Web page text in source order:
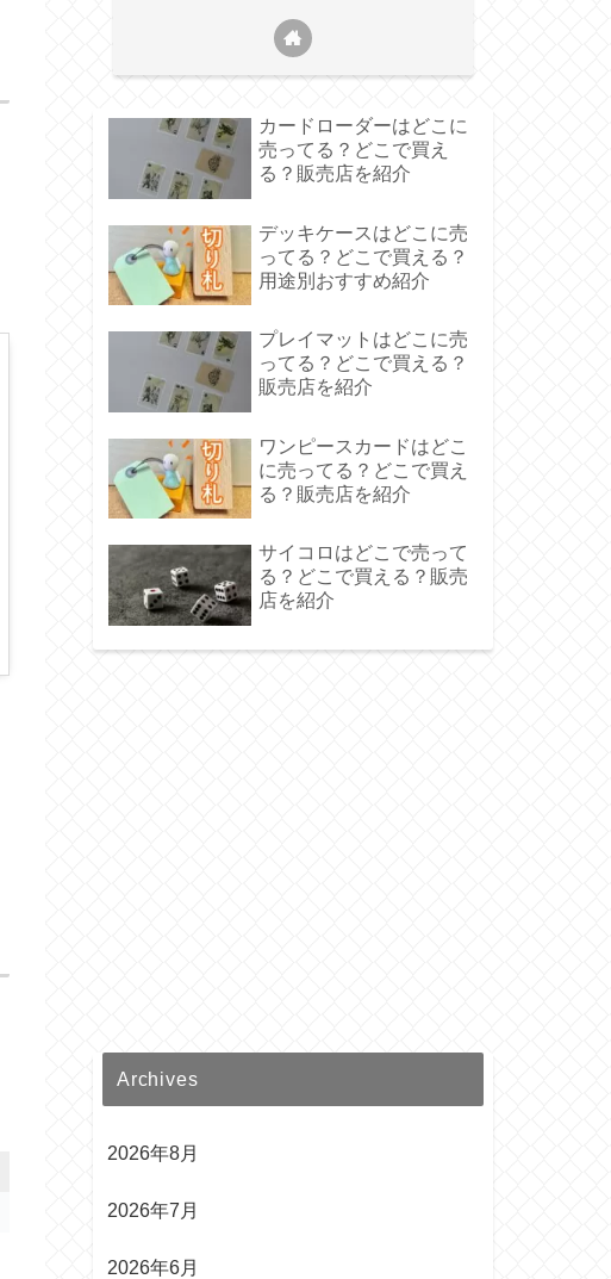
カードローダーはどこに
売ってる？どこで買え
る？販売店を紹介
デッキケースはどこに売
ってる？どこで買える？
用途別おすすめ紹介
プレイマットはどこに売
ってる？どこで買える？
販売店を紹介
ワンピースカードはどこ
に売ってる？どこで買え
る？販売店を紹介
サイコロはどこで売って
る？どこで買える？販売
店を紹介
Archives
2026年8月
2026年7月
2026年6月